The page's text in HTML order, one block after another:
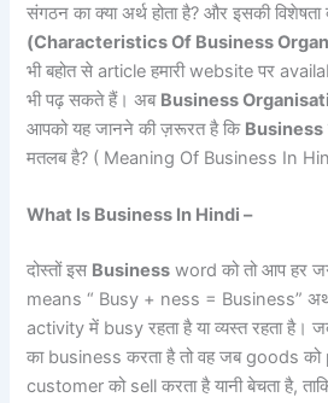
संगठन का क्या अर्थ होता है? और इसकी विशेषता
(Characteristics Of Business
भी बहोत से article हमारी website पर
भी पढ़ सकते हैं। अब Business
आपको यह जानने की ज़रूरत है कि Business
मतलब है? ( Meaning Of Business In
What Is Business In Hindi –
दोस्तों इस Business word को तो आप हर
means “ Busy + ness = Business”
activity में busy रहता है या व्यस्त रहता है।
का business करता है तो वह जब goods
customer को sell करता है यानी बेचता है,